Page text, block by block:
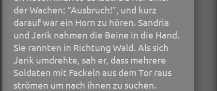
der Wachen: “Ausbruch!”, und kurz
darauf war ein Horn zu hören. Sandria
und Jarik nahmen die Beine in die Hand.
Sie rannten in Richtung Wald. Als sich
Jarik umdrehte, sah er, dass mehrere
Soldaten mit Fackeln aus dem Tor raus
strömen um nach ihnen zu suchen.